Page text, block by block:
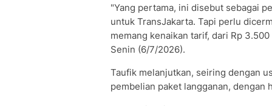
"Yang pertama, ini disebut sebagai
untuk TransJakarta. Tapi perlu
memang kenaikan tarif, dari Rp
Senin (6/7/2026).
Taufik melanjutkan, seiring dengan
pembelian paket langganan, dengan